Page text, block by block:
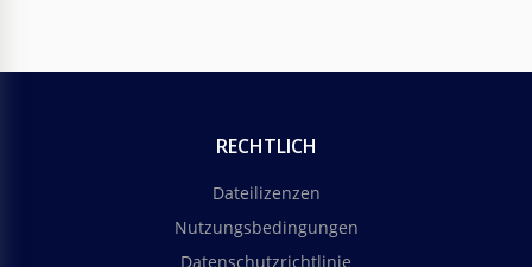
RECHTLICH
Dateilizenzen
Nutzungsbedingungen
Datenschutzrichtlinie